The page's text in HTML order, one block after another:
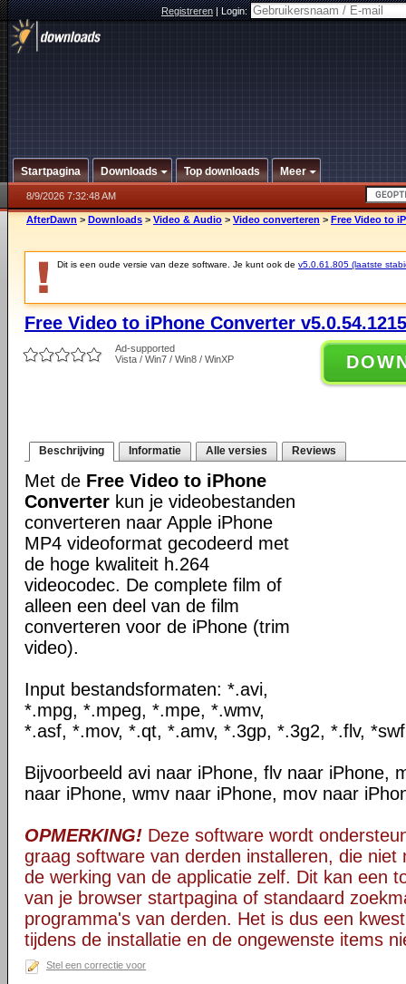
Registreren|Login:
Startpagina Downloads Top downloads Meer
8/9/2026 7:32:48 AM
AfterDawn > Downloads > Video & Audio > Video converteren > Free Video to
Dit is een oude versie van deze software. Je kunt ook de v5.0.61.805 (laatste
Free Video to iPhone Converter v5.0.54.1215
Ad-supported
Vista / Win7 / Win8 / WinXP
Beschrijving Informatie Alle versies Reviews
Met de Free Video to iPhone
Converter kun je videobestanden
converteren naar Apple iPhone
MP4 videoformat gecodeerd met
de hoge kwaliteit h.264
videocodec. De complete film of
alleen een deel van de film
converteren voor de iPhone (trim
video).
Input bestandsformaten: *.avi,
*.mpg, *.mpeg, *.mpe, *.wmv,
*.asf, *.mov, *.qt, *.amv, *.3gp, *.3g2, *.flv,
Bijvoorbeeld avi naar iPhone, flv naar iPhone,
naar iPhone, wmv naar iPhone, mov naar
OPMERKING! Deze software wordt
graag software van derden installeren, die niet
de werking van de applicatie zelf. Dit kan een
van je browser startpagina of standaard
programma's van derden. Het is dus een
tijdens de installatie en de ongewenste items
Stel een correctie voor